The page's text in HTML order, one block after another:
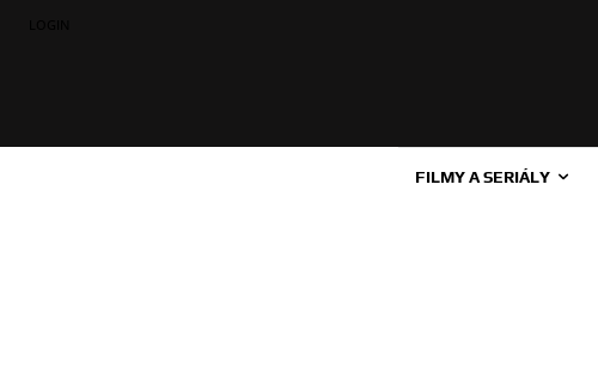
FILMY A SERIÁLY